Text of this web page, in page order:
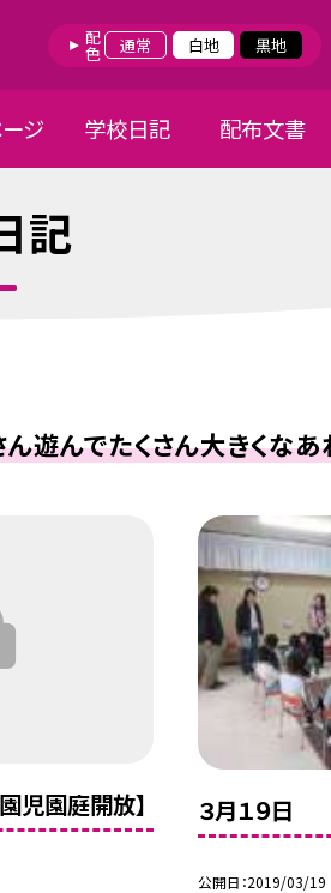
配色 通常 白地 黒地
ジ 学校日記 配布文書
記
遊んでたくさん大きくなあ
児園庭開放】 ３月１９日
公開日 2019/03/19